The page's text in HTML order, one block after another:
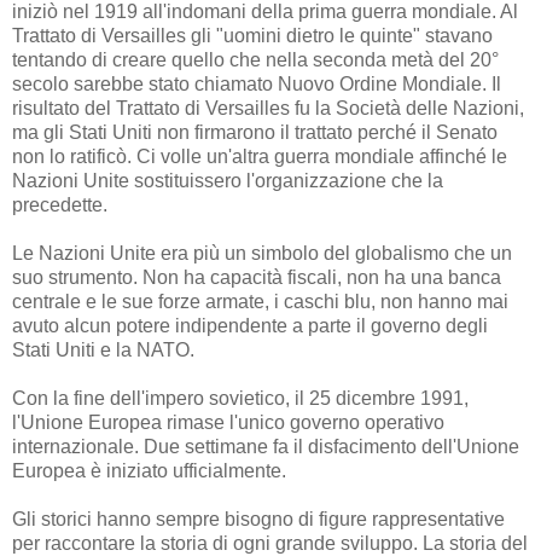
iniziò nel 1919 all'indomani della prima guerra mondiale. Al
Trattato di Versailles gli "uomini dietro le quinte" stavano
tentando di creare quello che nella seconda metà del 20°
secolo sarebbe stato chiamato Nuovo Ordine Mondiale. Il
risultato del Trattato di Versailles fu la Società delle Nazioni,
ma gli Stati Uniti non firmarono il trattato perché il Senato
non lo ratificò. Ci volle un'altra guerra mondiale affinché le
Nazioni Unite sostituissero l'organizzazione che la
precedette.
Le Nazioni Unite era più un simbolo del globalismo che un
suo strumento. Non ha capacità fiscali, non ha una banca
centrale e le sue forze armate, i caschi blu, non hanno mai
avuto alcun potere indipendente a parte il governo degli
Stati Uniti e la NATO.
Con la fine dell'impero sovietico, il 25 dicembre 1991,
l'Unione Europea rimase l'unico governo operativo
internazionale. Due settimane fa il disfacimento dell'Unione
Europea è iniziato ufficialmente.
Gli storici hanno sempre bisogno di figure rappresentative
per raccontare la storia di ogni grande sviluppo. La storia del